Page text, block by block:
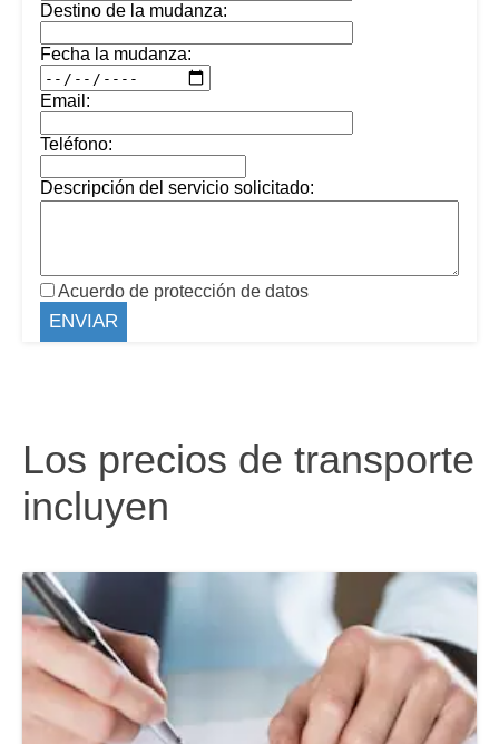
Destino de la mudanza:
Fecha la mudanza:
Email:
Teléfono:
Descripción del servicio solicitado:
Acuerdo de protección de datos
Los precios de transporte
incluyen